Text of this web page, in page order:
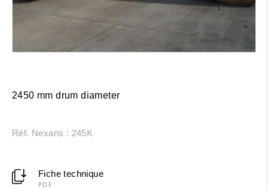
2450 mm drum diameter
Réf. Nexans : 245K
Fiche technique
PDF